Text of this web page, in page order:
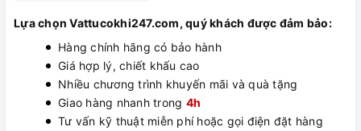
Lựa chọn Vattucokhi247.com, quý khách được đảm bảo:
Hàng chính hãng có bảo hành
Giá hợp lý, chiết khấu cao
Nhiều chương trình khuyến mãi và quà tặng
Giao hàng nhanh trong 4h
Tư vấn kỹ thuật miễn phí hoặc gọi điện đặt hàng